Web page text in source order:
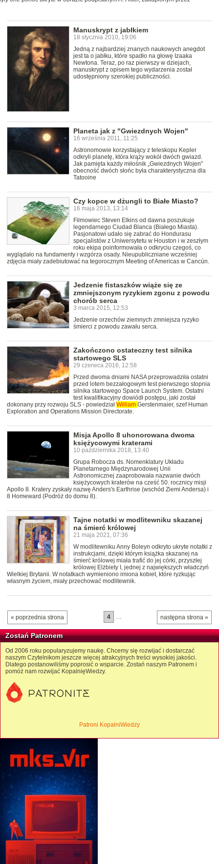
Manuskrypt z jabłkiem
18 stycznia 2010, 19:06
Jedną z najbardziej znanych naukowych anegdot
jest ta o jabłku, które spadło na głowę Izaaka
Newtona. Teraz, po raz pierwszy w dziejach,
manuskrypt z opisem tego wydarzenia został
udostępniony szerokiej publiczności.
Planeta jak z "Gwiezdnych Wojen"
16 września 2011, 11:25
Astronomowie korzystający z teleskopu Kepler
odkryli planetę, która krąży wokół dwóch gwiazd.
Jak pamięta każdy miłośnik „Gwiezdnych Wojen"
obecność dwóch słońc była charakterystyczna dla
Tatooine
Czy kopce w dżungli to Białe Miasto?
16 maja 2013, 13:14
Filmowiec Steven Elkins od dawna poszukuje
legendarnego Ciudad Blanca (Białego Miasta).
Pasjonatowi udało się zabrać do Hondurasu
specjalistów z Uniwersytetu w Houston i w zeszłym
roku ekipa poinformowała o odkryciu czegoś, co
wyglądało na fundamenty i wzgórza osady. Nieupubliczniane wcześniej
zdjęcia miały zadebiutować na tegorocznym Meeting of Americas w Cancún.
Jedzenie fistaszków wiąże się ze
zmniejszonym ryzykiem zgonu z powodu
chorób serca
3 marca 2015, 12:53
Jedzenie orzechów ziemnych zmniejsza ryzyko
śmierci z powodu zawału serca.
Zakończono ostateczny test silnika
startowego SLS
29 czerwca 2016, 12:58
Przed dwoma dniami NASA przeprowadziła ostatni
przed lotem bezzałogowym test pierwszego stopnia
silnika startowego Space Launch System. Ostatni
test kwalifikacyjny dowiódł postępu, jaki został
dokonany przy rozwoju SLS - powiedział William Gerstenmaier, szef Human
Exploration and Operations Mission Directorate.
Misja Apollo 8 uhonorowana dwoma
księżycowymi kraterami
10 października 2018, 13:40
Grupa Robocza ds. Nomenklatury Układu
Planetarnego Międzynarodowej Unii
Astronomicznej zaaprobowała nazwanie dwóch
księżycowych kraterów na cześć 50. rocznicy misji
Apollo 8. Kratery zyskały nazwę Anders's Earthrise (wschód Ziemi Andersa) i
8 Homeward (Podróż do domu 8).
Tajne notatki w modlitewniku skazanej
na śmierć królowej
21 maja 2021, 07:36
W modlitewniku Anny Boleyn odkryto ukryte notatki z
instrukcjami, dzięki którym książka skazanej na
śmierć królowej miała trafić do jej córki, przyszłej
królowej Elżbiety I, jednej z największych władczyń
Wielkiej Brytanii. W notatkach wymieniono imiona kobiet, które ryzkując
własnym życiem, miały przechować modlitewnik.
« poprzednia strona następna strona »
4 …
Zostań Patronem
Od 2006 roku popularyzujemy naukę. Chcemy się rozwijać i dostarczać
naszym Czytelnikom jeszcze więcej atrakcyjnych treści wysokiej jakości.
Dlatego postanowiliśmy poprosić o wsparcie. Zostań naszym Patronem i
pomóż nam rozwijać KopalnięWiedzy.
Patroni KopalniWiedzy